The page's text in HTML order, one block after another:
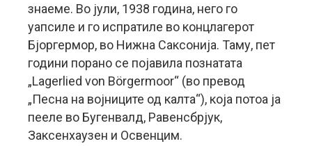
знаеме. Во јули, 1938 година, него го
уапсиле и го испратиле во концлагерот
Бјоргермор, во Нижна Саксонија. Таму, пет
години порано се појавила познатата
„Lagerlied von Börgermoor“ (во превод
„Песна на војниците од калта“), која потоа ја
пееле во Бугенвалд, Равенсбрјук,
Заксенхаузен и Освенцим.